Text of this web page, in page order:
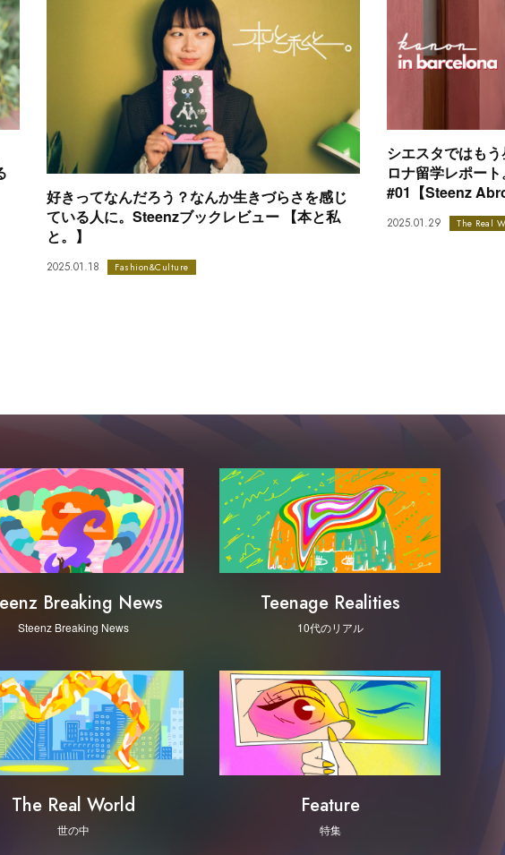
好きってなんだろう？なんか生きづらさを感じ
ている人に。Steenzブックレビュー 【本と私
と。】
2025.01.18 Fashion&Culture
シエスタではも
ロナ留学レポー
#01【Steenz
2025.01.29 The Real
Breaking News
Steenz Breaking News
Teenage Realities
10代のリアル
The Real World
世の中
Feature
特集